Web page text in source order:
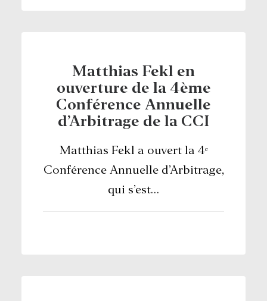
Matthias Fekl en
ouverture de la 4ème
Conférence Annuelle
d’Arbitrage de la CCI
Matthias Fekl a ouvert la 4ᵉ
Conférence Annuelle d’Arbitrage,
qui s’est…